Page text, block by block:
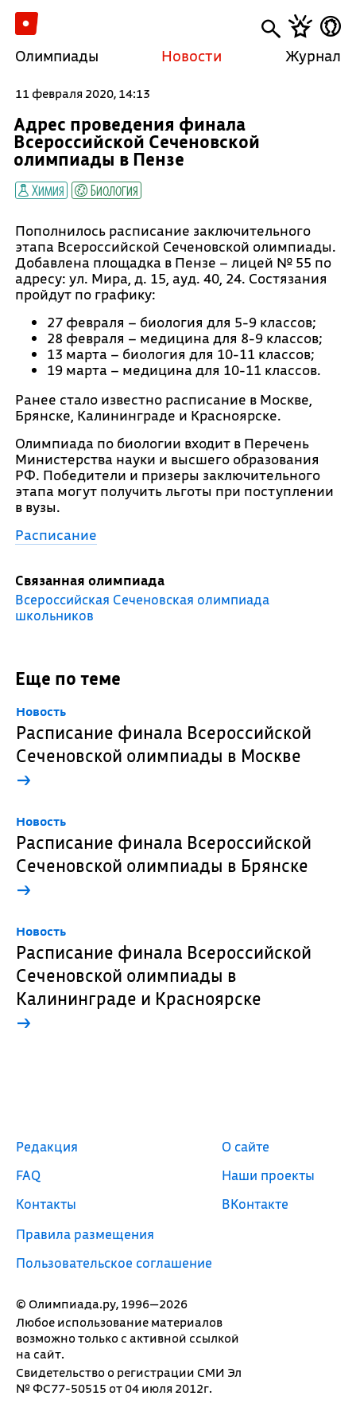
Олимпиады Новости Журнал
11 февраля 2020, 14:13
Адрес проведения финала
Всероссийской Сеченовской
олимпиады в Пензе
Химия Биология
Пополнилось расписание заключительного
этапа Всероссийской Сеченовской олимпиады.
Добавлена площадка в Пензе – лицей № 55 по
адресу: ул. Мира, д. 15, ауд. 40, 24. Состязания
пройдут по графику:
27 февраля – биология для 5-9 классов;
28 февраля – медицина для 8-9 классов;
13 марта – биология для 10-11 классов;
19 марта – медицина для 10-11 классов.
Ранее стало известно расписание в Москве,
Брянске, Калининграде и Красноярске.
Олимпиада по биологии входит в Перечень
Министерства науки и высшего образования
РФ. Победители и призеры заключительного
этапа могут получить льготы при поступлении
в вузы.
Расписание
Связанная олимпиада
Всероссийская Сеченовская олимпиада
школьников
Еще по теме
Новость
Расписание финала Всероссийской
Сеченовской олимпиады в Москве
→
Новость
Расписание финала Всероссийской
Сеченовской олимпиады в Брянске
→
Новость
Расписание финала Всероссийской
Сеченовской олимпиады в
Калининграде и Красноярске
→
© Олимпиада.ру, 1996—2026
Любое использование материалов
возможно только с активной ссылкой
на сайт.
Свидетельство о регистрации СМИ Эл
№ ФС77-50515 от 04 июля 2012г.
Редакция
FAQ
Контакты
Правила размещения
Пользовательское соглашение
О сайте
Наши проекты
ВКонтакте